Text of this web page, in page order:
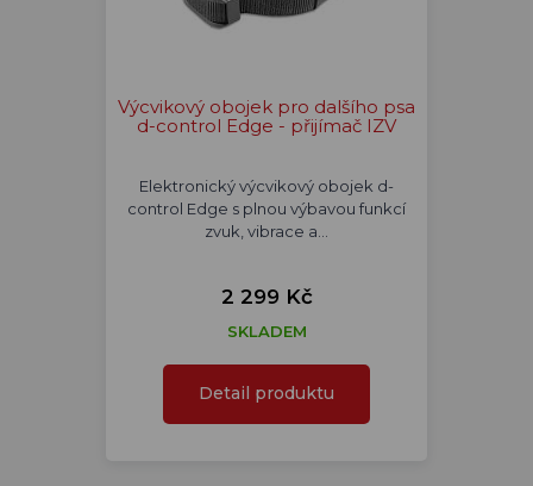
Výcvikový obojek pro dalšího psa
d-control Edge - přijímač IZV
Elektronický výcvikový obojek d-
control Edge s plnou výbavou funkcí
zvuk, vibrace a…
2 299 Kč
SKLADEM
Detail produktu